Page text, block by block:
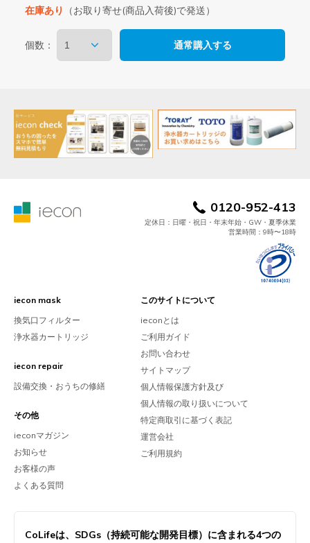
在庫あり （お取り寄せ(商品入荷後)で発送）
個数：
0120-952-413
定休日：日曜・祝日・年末年始・GW・夏季休業
営業時間：9時〜18時
iecon mask
換気口フィルター
浄水器カートリッジ
iecon repair
設備交換・おうちの修繕
その他
ieconマガジン
お知らせ
お客様の声
よくある質問
このサイトについて
ieconとは
ご利用ガイド
お問い合わせ
サイトマップ
個人情報保護方針及び
個人情報の取り扱いについて
特定商取引に基づく表記
運営会社
ご利用規約
CoLifeは、 SDGs（持続可能な開発目標）に含まれる4つの